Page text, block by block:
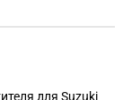
для Suzuki